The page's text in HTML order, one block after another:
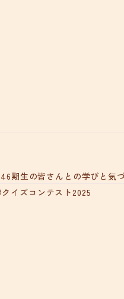
期生の皆さんとの学びと気